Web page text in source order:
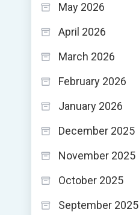
May 2026
April 2026
March 2026
February 2026
January 2026
December 2025
November 2025
October 2025
September 2025